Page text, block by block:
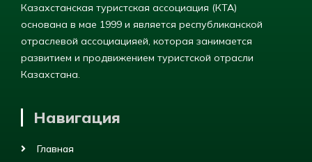
Казахстанская туристская ассоциация (КТА)
основана в мае 1999 и является республиканской
отраслевой ассоциацияей, которая занимается
развитием и продвижением туристской отрасли
Казахстана.
Навигация
Главная